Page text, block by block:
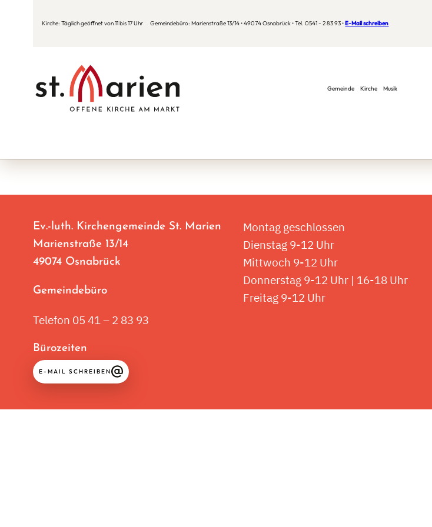
Kirche: Täglich geöffnet von 11 bis 17 Uhr Gemeindebüro: Marienstraße 13/14 • 49074 Osnabrück • Tel. 0541 - 2 83 93 •E-Mail schreiben
Gemeinde Kirche Musik
Ev.-luth. Kirchengemeinde St. Marien
Marienstraße 13/14
49074 Osnabrück
Gemeindebüro
Telefon 05 41 – 2 83 93
Bürozeiten
Montag geschlossen
Dienstag 9-12 Uhr
Mittwoch 9-12 Uhr
Donnerstag 9-12 Uhr | 16-18 Uhr
Freitag 9-12 Uhr
E-MAIL SCHREIBEN